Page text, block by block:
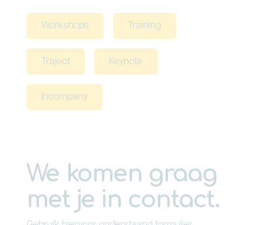
Workshops Training
Traject Keynote
Incompany
We komen graag
met je in contact.